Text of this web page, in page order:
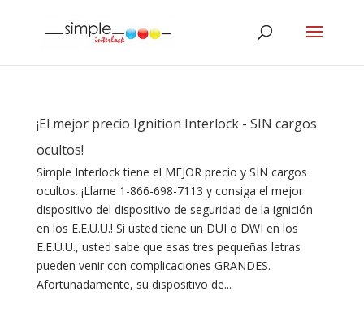
¡El mejor precio Ignition Interlock - SIN cargos
ocultos!
Simple Interlock tiene el MEJOR precio y SIN cargos
ocultos. ¡Llame 1-866-698-7113 y consiga el mejor
dispositivo del dispositivo de seguridad de la ignición
en los E.E.U.U.! Si usted tiene un DUI o DWI en los
E.E.U.U., usted sabe que esas tres pequeñas letras
pueden venir con complicaciones GRANDES.
Afortunadamente, su dispositivo de...